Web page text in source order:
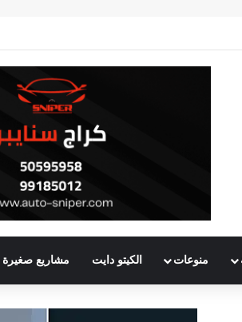
منوعات الكيتو دايت مشاريع صغيرة